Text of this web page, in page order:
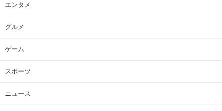
エンタメ
グルメ
ゲーム
スポーツ
ニュース